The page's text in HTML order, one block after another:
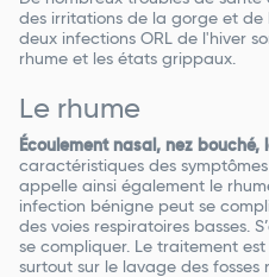
des irritations de la gorge et de
deux infections ORL de l'hiver
rhume et les états grippaux.
Le rhume
Écoulement nasal, nez
caractéristiques des
appelle ainsi également le
infection bénigne peut se
des voies respiratoires basses.
se compliquer. Le traitement
surtout sur le lavage des fosses